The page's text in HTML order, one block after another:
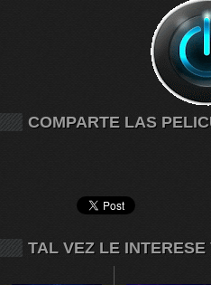
COMPARTE LAS
TAL VEZ LE